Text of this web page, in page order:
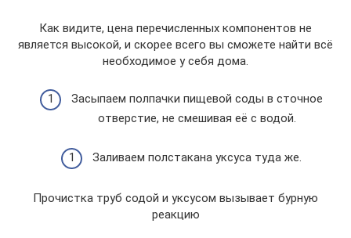
Как видите, цена перечисленных компонентов не
является высокой, и скорее всего вы сможете найти всё
необходимое у себя дома.
Засыпаем полпачки пищевой соды в сточное
отверстие, не смешивая её с водой.
Заливаем полстакана уксуса туда же.
Прочистка труб содой и уксусом вызывает бурную
реакцию